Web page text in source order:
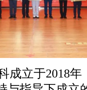
成立于2018